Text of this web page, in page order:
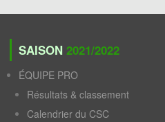
SAISON 2021/2022
ÉQUIPE PRO
Résultats & classement
Calendrier du CSC